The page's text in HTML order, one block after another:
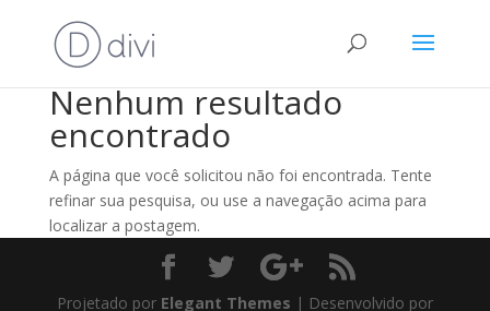
Nenhum resultado
encontrado
A página que você solicitou não foi encontrada. Tente
refinar sua pesquisa, ou use a navegação acima para
localizar a postagem.
Projetado por Elegant Themes | Desenvolvido por